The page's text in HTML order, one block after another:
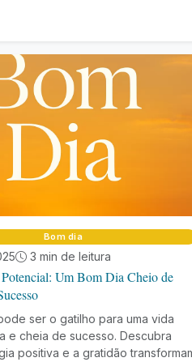
Bom dia
3 min de leitura
Um Bom Dia Cheio de
ser o gatilho para uma vida
e cheia de sucesso. Descubra
positiva e a gratidão